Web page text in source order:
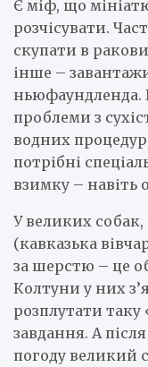
Є міф, що
розчісувати.
скупати в
інше –
ньюфаундленда.
проблеми з
водних
потрібні
взимку – навіть
У великих
(кавказька
за шерстю – це
Колтуни у них
розплутати
завдання. А
погоду великий